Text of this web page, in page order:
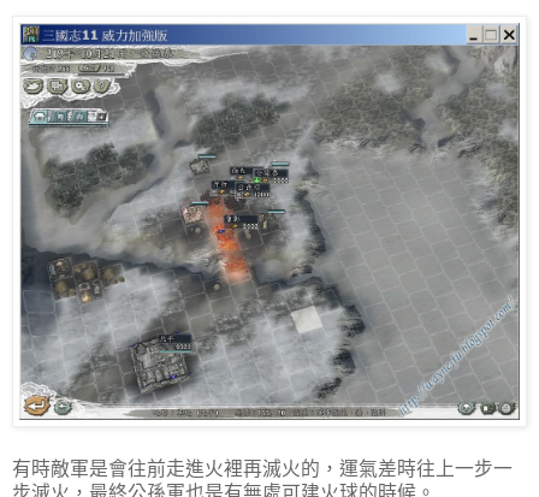
有時敵軍是會往前走進火裡再滅火的，運氣差時往上一步一
步滅火，最終公孫軍也是有無處可建火球的時候。